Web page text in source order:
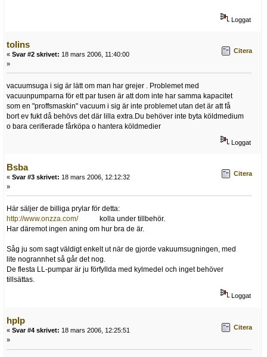
Loggat
tolins
« Svar #2 skrivet: 18 mars 2006, 11:40:00
»
Citera
vacuumsuga i sig är lätt om man har grejer . Problemet med
vacuunpumparna för ett par tusen är att dom inte har samma kapacitet
som en "proffsmaskin" vacuum i sig är inte problemet utan det är att få
bort ev fukt då behövs det där lilla extra.Du behöver inte byta köldmedium
o bara cerifierade fårköpa o hantera köldmedier
Loggat
Bsba
« Svar #3 skrivet: 18 mars 2006, 12:12:32
»
Citera
Här säljer de billiga prylar för detta:
http://www.onzza.com/kolla under tillbehör.
Har däremot ingen aning om hur bra de är.
Såg ju som sagt väldigt enkelt ut när de gjorde vakuumsugningen, med
lite nogrannhet så går det nog.
De flesta LL-pumpar är ju förfyllda med kylmedel och inget behöver
tillsättas.
Loggat
hplp
« Svar #4 skrivet: 18 mars 2006, 12:25:51
»
Citera